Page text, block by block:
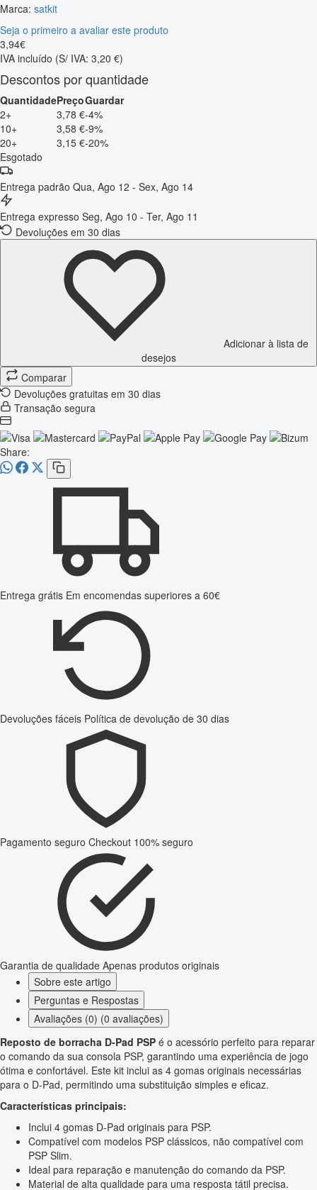
Marca: satkit
Seja o primeiro a avaliar este produto
3,94€
IVA incluído (S/ IVA: 3,20 €)
Descontos por quantidade
QuantidadePreçoGuardar
2+
3,78 €-4%
10+
3,58 €-9%
20+
3,15 €-20%
Esgotado
Entrega padrão Qua, Ago 12 - Sex, Ago 14
Entrega expresso Seg, Ago 10 - Ter, Ago 11
Devoluções em 30 dias
Adicionar à lista de
desejos
Comparar
Devoluções gratuitas em 30 dias
Transação segura
Share:
Entrega grátis Em encomendas superiores a 60€
Devoluções fáceis Política de devolução de 30 dias
Pagamento seguro Checkout 100% seguro
Garantia de qualidade Apenas produtos originais
Sobre este artigo
Perguntas e Respostas
Avaliações (0) (0 avaliações)
Reposto de borracha D-Pad PSP é o acessório perfeito para reparar
o comando da sua consola PSP, garantindo uma experiência de jogo
ótima e confortável. Este kit inclui as 4 gomas originais necessárias
para o D-Pad, permitindo uma substituição simples e eficaz.
Características principais:
Inclui 4 gomas D-Pad originais para PSP.
Compatível com modelos PSP clássicos, não compatível com
PSP Slim.
Ideal para reparação e manutenção do comando da PSP.
Material de alta qualidade para uma resposta tátil precisa.